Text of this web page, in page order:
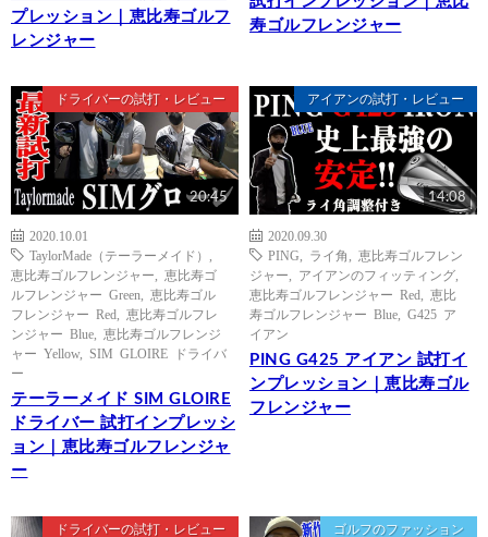
プレッション｜恵比寿ゴルフ
レンジャー
寿ゴルフレンジャー
ドライバーの試打・レビュー
20:45
2020.10.01
TaylorMade（テーラーメイド）
恵比寿ゴルフレンジャー
恵比寿ゴ
ルフレンジャー Green
恵比寿ゴル
フレンジャー Red
恵比寿ゴルフレ
ンジャー Blue
恵比寿ゴルフレンジ
ャー Yellow, SIM GLOIRE ドライバ
ー
テーラーメイド SIM GLOIRE
ドライバー 試打インプレッシ
ョン｜恵比寿ゴルフレンジャ
ー
アイアンの試打・レビュー
14:08
2020.09.30
PING
ライ角
恵比寿ゴルフレン
ジャー
アイアンのフィッティング
恵比寿ゴルフレンジャー Red
恵比
寿ゴルフレンジャー Blue
G425 ア
イアン
PING G425 アイアン 試打イ
ンプレッション｜恵比寿ゴル
フレンジャー
ドライバーの試打・レビュー ゴルフのファッション